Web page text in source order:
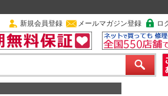
新規会員登録 メールマガジン登録 ロ